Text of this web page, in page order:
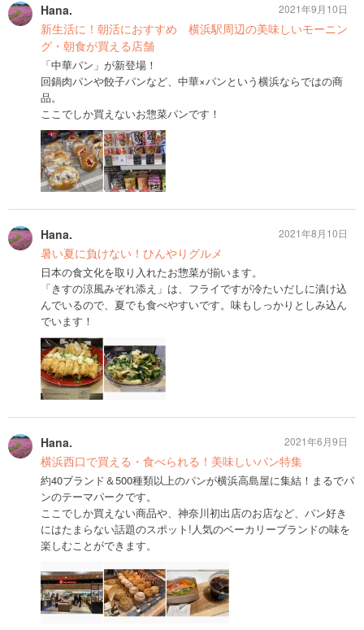
Hana.
新生活に！朝活におすすめ 横浜駅周辺の美味しいモーニン
グ・朝食が買える店舗
「中華パン」が新登場！
回鍋肉パンや餃子パンなど、中華×パンという横浜ならではの商
品。
ここでしか買えないお惣菜パンです！
2021年9月10日
Hana.
暑い夏に負けない！ひんやりグルメ
日本の食文化を取り入れたお惣菜が揃います。
「きすの涼風みぞれ添え」は、フライですが冷たいだしに漬け込
んでいるので、夏でも食べやすいです。味もしっかりとしみ込ん
でいます！
2021年8月10日
Hana.
横浜西口で買える・食べられる！美味しいパン特集
約40ブランド＆500種類以上のパンが横浜高島屋に集結！まるでパ
ンのテーマパークです。
ここでしか買えない商品や、神奈川初出店のお店など、パン好き
にはたまらない話題のスポット!人気のベーカリーブランドの味を
楽しむことができます。
2021年6月9日